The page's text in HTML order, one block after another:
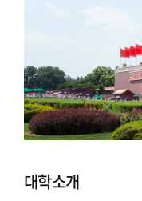
대학소개